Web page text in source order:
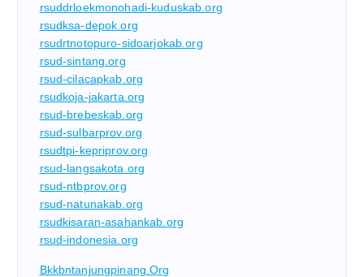
rsuddrloekmonohadi-kuduskab.org
rsudksa-depok.org
rsudrtnotopuro-sidoarjokab.org
rsud-sintang.org
rsud-cilacapkab.org
rsudkoja-jakarta.org
rsud-brebeskab.org
rsud-sulbarprov.org
rsudtpi-kepriprov.org
rsud-langsakota.org
rsud-ntbprov.org
rsud-natunakab.org
rsudkisaran-asahankab.org
rsud-indonesia.org
Bkkbntanjungpinang.org